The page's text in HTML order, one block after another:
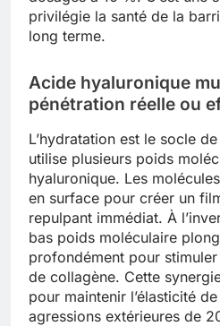
privilégie la santé de la
long terme.
Acide hyaluronique
pénétration réelle ou
L’hydratation est le socle
utilise plusieurs poids
hyaluronique. Les
en surface pour créer un
repulpant immédiat. À
bas poids moléculaire
profondément pour
de collagène. Cette
pour maintenir l’élasticité
agressions extérieures de